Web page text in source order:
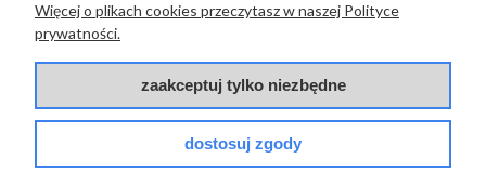
PŁATNOŚCI I DOSTAWA
Więcej o plikach cookies przeczytasz w naszej Polityce
prywatności.
zaakceptuj tylko niezbędne
dostosuj zgody